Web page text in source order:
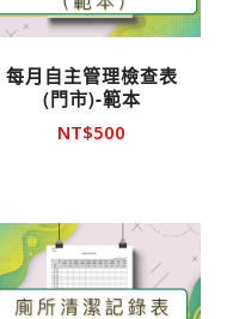
每月自主管理檢查表
(門市)-範本
NT$500